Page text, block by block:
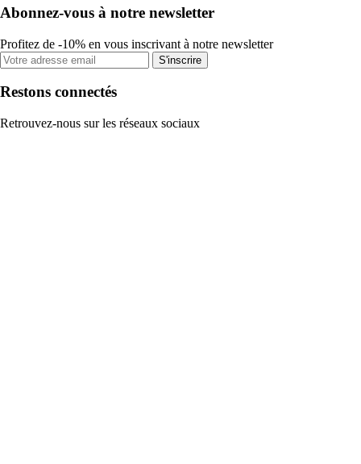
Abonnez-vous à notre newsletter
Profitez de -10% en vous inscrivant à notre newsletter
S'inscrire
Restons connectés
Retrouvez-nous sur les réseaux sociaux